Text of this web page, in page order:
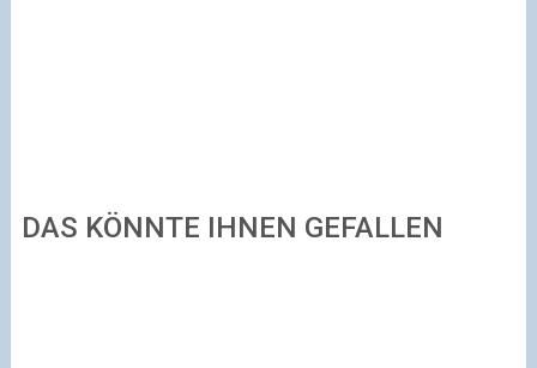
DAS KÖNNTE IHNEN GEFALLEN